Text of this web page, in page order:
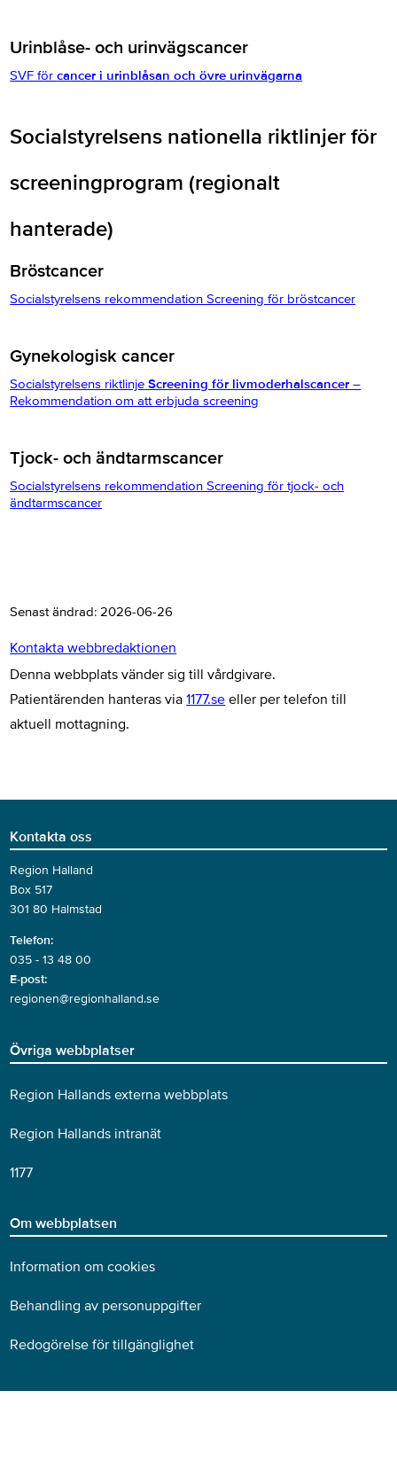
Urinblåse- och urinvägscancer
SVF förcancer i urinblåsan och övre urinvägarna
Socialstyrelsens nationella riktlinjer för
screeningprogram (regionalt
hanterade)
Bröstcancer
Socialstyrelsens rekommendation Screening för bröstcancer
Gynekologisk cancer
Socialstyrelsens riktlinje Screening för livmoderhalscancer –
Rekommendation om att erbjuda screening
Tjock- och ändtarmscancer
Socialstyrelsens rekommendation Screening för tjock- och
ändtarmscancer
Senast ändrad:2026-06-26
Kontakta webbredaktionen
Denna webbplats vänder sig till vårdgivare.
Patientärenden hanteras via1177.se eller per telefon till
aktuell mottagning.
Kontakta oss
Region Halland
Box 517
301 80 Halmstad
Telefon:
035 - 13 48 00
E-post:
regionen@regionhalland.se
Övriga webbplatser
Region Hallands externa webbplats
Region Hallands intranät
1177
Om webbplatsen
Information om cookies
Behandling av personuppgifter
Redogörelse för tillgänglighet